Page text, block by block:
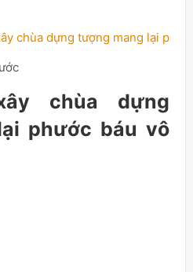
chùa dựng tượng mang lại
chùa dựng
phước báu vô